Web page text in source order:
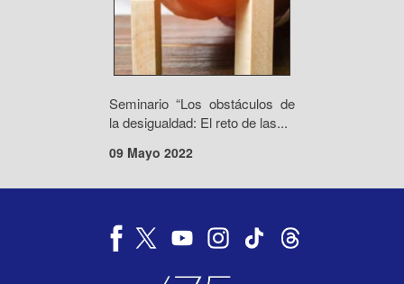
Seminario “Los obstáculos de
la desigualdad: El reto de las...
09 Mayo 2022